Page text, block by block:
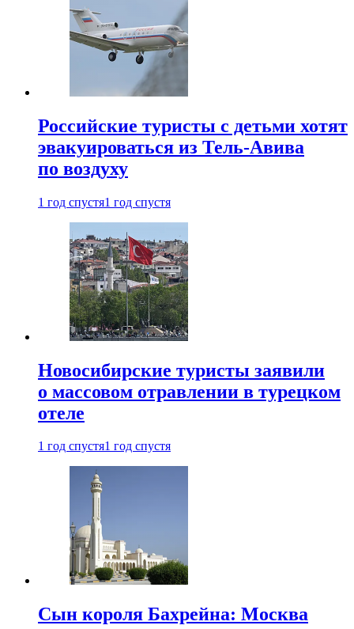
Российские туристы с детьми хотят
эвакуироваться из Тель-Авива
по воздуху
1 год спустя1 год спустя
Новосибирские туристы заявили
о массовом отравлении в турецком
отеле
1 год спустя1 год спустя
Сын короля Бахрейна: Москва